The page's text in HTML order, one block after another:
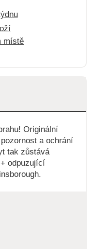
místě
Originální
a ochrání
tak zůstává
odpuzující